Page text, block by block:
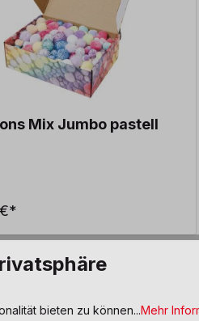
Mix Jumbo pastell
bieten zu können...Mehr